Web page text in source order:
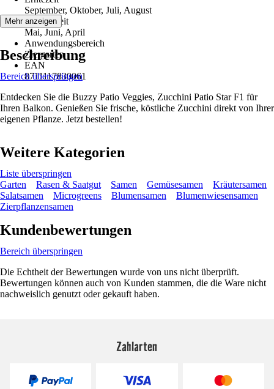
September, Oktober, Juli, August
Aussaatzeit
Mai, Juni, April
Anwendungsbereich
Ziergarten
EAN
8711117830061
Mehr anzeigen
Beschreibung
Bereich überspringen
Entdecken Sie die Buzzy Patio Veggies, Zucchini Patio Star F1 für
Ihren Balkon. Genießen Sie frische, köstliche Zucchini direkt von Ihrer
eigenen Pflanze. Jetzt bestellen!
Weitere Kategorien
Liste überspringen
Garten
Rasen & Saatgut Samen Gemüsesamen
Kräutersamen
Salatsamen
Microgreens Blumensamen
Blumenwiesensamen
Zierpflanzensamen
Kundenbewertungen
Bereich überspringen
Die Echtheit der Bewertungen wurde von uns nicht überprüft.
Bewertungen können auch von Kunden stammen, die die Ware nicht
nachweislich genutzt oder gekauft haben.
Zahlarten